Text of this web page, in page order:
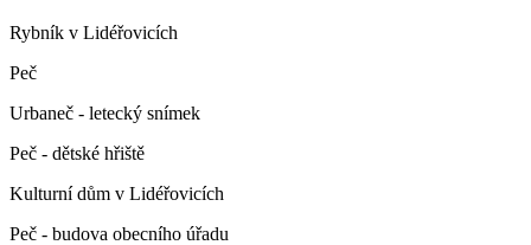
Rybník v Lidéřovicích
Peč
Urbaneč - letecký snímek
Peč - dětské hřiště
Kulturní dům v Lidéřovicích
Peč - budova obecního úřadu